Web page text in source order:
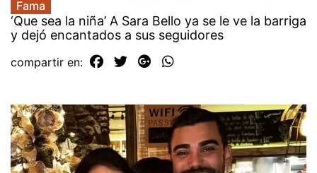
Fama
‘Que sea la niña’ A Sara Bello ya se le ve la barriga
y dejó encantados a sus seguidores
compartir en: